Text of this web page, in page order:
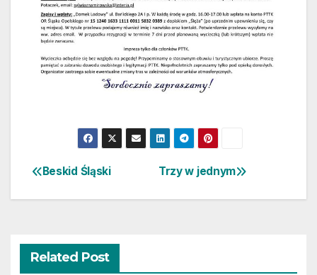
Nawigacja
wpisu
Trzy w jednym
Beskid Śląski
Related Post